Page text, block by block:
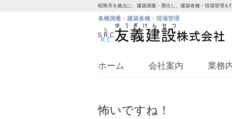
昭島市を拠点に、建築測量・墨出し、建築各種・現場管理を
各種測量・建築各種・現場管理
ホーム 会社案内 業務
怖いですね！